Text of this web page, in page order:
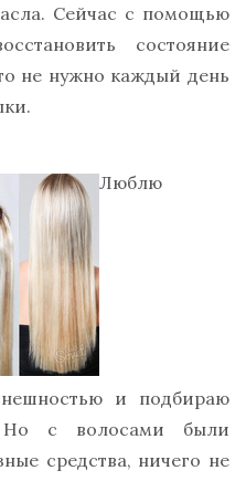
Сейчас с помощью
состояние
не нужно каждый день
Люблю
и подбираю
Но с волосами были
средства, ничего не